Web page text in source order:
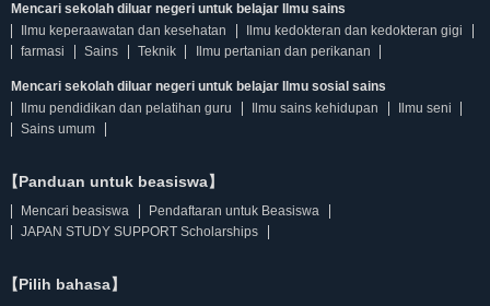
Mencari sekolah diluar negeri untuk belajar Ilmu sains
Ilmu keperaawatan dan kesehatan
Ilmu kedokteran dan kedokteran gigi
farmasi
Sains Teknik Ilmu pertanian dan perikanan
Mencari sekolah diluar negeri untuk belajar Ilmu sosial sains
Ilmu pendidikan dan pelatihan guru
Ilmu sains kehidupan
Ilmu seni
Sains umum
【Panduan untuk beasiswa】
Mencari beasiswa
Pendaftaran untuk Beasiswa
JAPAN STUDY SUPPORT Scholarships
【Pilih bahasa】